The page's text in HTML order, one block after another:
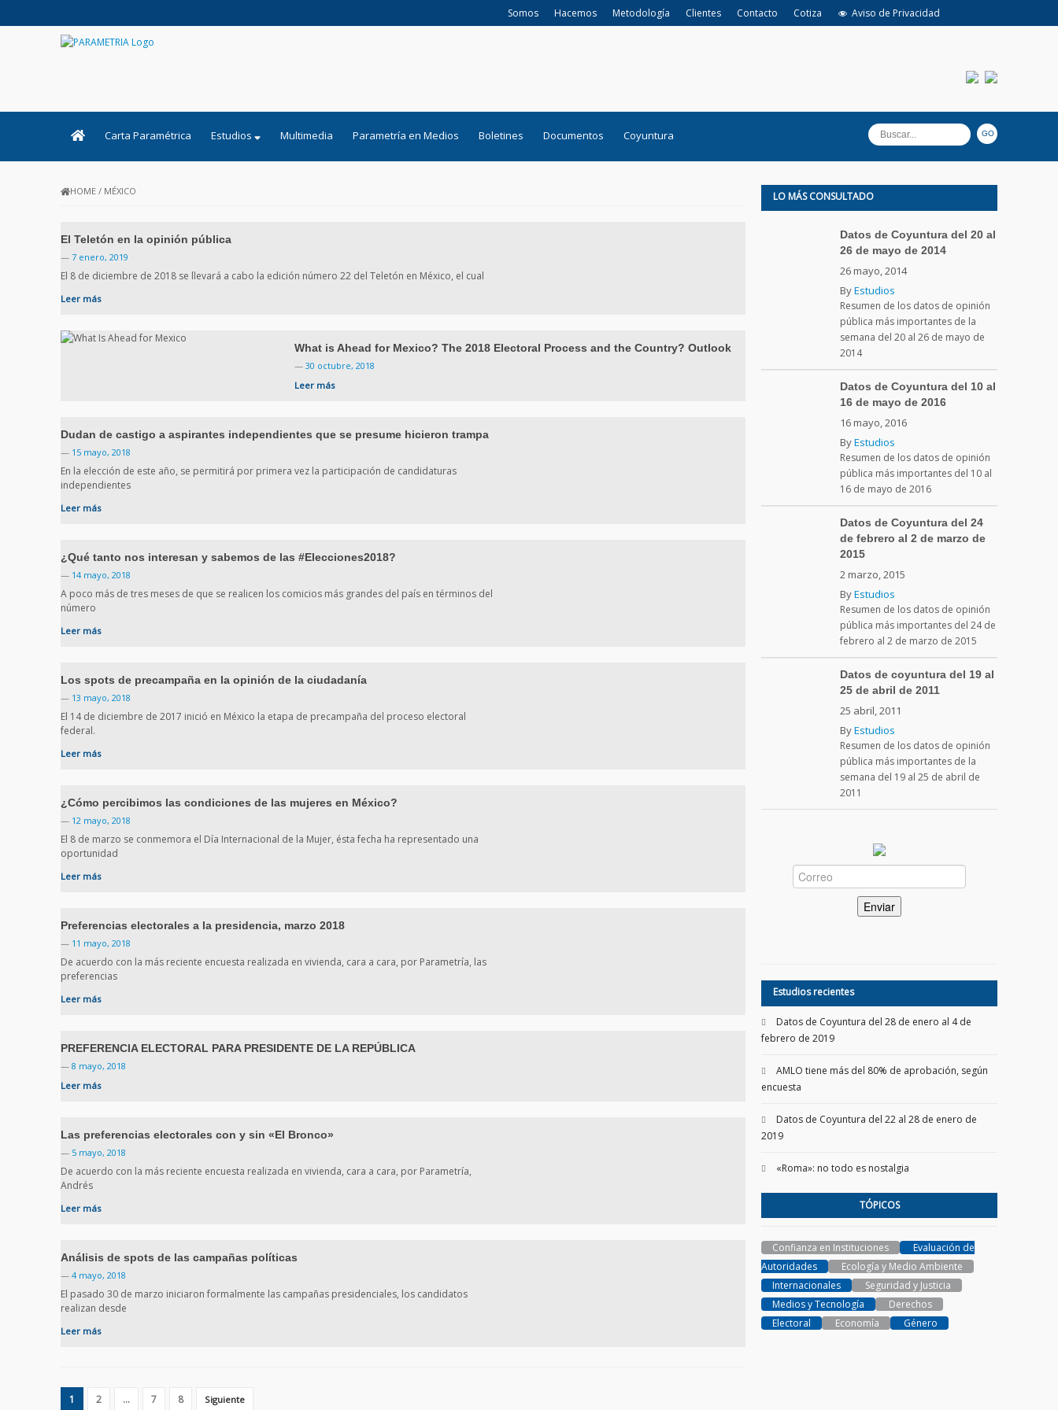
Somos Hacemos Metodología Clientes Contacto Cotiza Aviso de Privacidad
Carta Paramétrica Estudios Multimedia Parametría en Medios Boletines Documentos Coyuntura
HOME / MÉXICO
El Teletón en la opinión pública
— 7 enero, 2019
El 8 de diciembre de 2018 se llevará a cabo la edición número 22 del Teletón en México, el cual
Leer más
What is Ahead for Mexico? The 2018 Electoral Process and the Country? Outlook
— 30 octubre, 2018
Leer más
Dudan de castigo a aspirantes independientes que se presume hicieron trampa
— 15 mayo, 2018
En la elección de este año, se permitirá por primera vez la participación de candidaturas
independientes
Leer más
¿Qué tanto nos interesan y sabemos de las #Elecciones2018?
— 14 mayo, 2018
A poco más de tres meses de que se realicen los comicios más grandes del país en términos del
número
Leer más
Los spots de precampaña en la opinión de la ciudadanía
— 13 mayo, 2018
El 14 de diciembre de 2017 inició en México la etapa de precampaña del proceso electoral
federal.
Leer más
¿Cómo percibimos las condiciones de las mujeres en México?
— 12 mayo, 2018
El 8 de marzo se conmemora el Día Internacional de la Mujer, ésta fecha ha representado una
oportunidad
Leer más
Preferencias electorales a la presidencia, marzo 2018
— 11 mayo, 2018
De acuerdo con la más reciente encuesta realizada en vivienda, cara a cara, por Parametría, las
preferencias
Leer más
PREFERENCIA ELECTORAL PARA PRESIDENTE DE LA REPÚBLICA
— 8 mayo, 2018
Leer más
Las preferencias electorales con y sin «El Bronco»
— 5 mayo, 2018
De acuerdo con la más reciente encuesta realizada en vivienda, cara a cara, por Parametría,
Andrés
Leer más
Análisis de spots de las campañas políticas
— 4 mayo, 2018
El pasado 30 de marzo iniciaron formalmente las campañas presidenciales, los candidatos
realizan desde
Leer más
1 2 … 7 8 Siguiente
LO MÁS CONSULTADO
Datos de Coyuntura del 20 al
26 de mayo de 2014
26 mayo, 2014
ByEstudios
Resumen de los datos de opinión
pública más importantes de la
semana del 20 al 26 de mayo de
2014
Datos de Coyuntura del 10 al
16 de mayo de 2016
16 mayo, 2016
ByEstudios
Resumen de los datos de opinión
pública más importantes del 10 al
16 de mayo de 2016
Datos de Coyuntura del 24
de febrero al 2 de marzo de
2015
2 marzo, 2015
ByEstudios
Resumen de los datos de opinión
pública más importantes del 24 de
febrero al 2 de marzo de 2015
Datos de coyuntura del 19 al
25 de abril de 2011
25 abril, 2011
ByEstudios
Resumen de los datos de opinión
pública más importantes de la
semana del 19 al 25 de abril de
2011
Estudios recientes
Datos de Coyuntura del 28 de enero al 4 de
febrero de 2019
AMLO tiene más del 80% de aprobación, según
encuesta
Datos de Coyuntura del 22 al 28 de enero de
2019
«Roma»: no todo es nostalgia
TÓPICOS
Confianza en Instituciones
Evaluación de
Autoridades
Ecología y Medio Ambiente
Internacionales
Seguridad y Justicia
Medios y Tecnología
Derechos
Electoral
Economía Género